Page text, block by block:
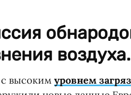
воздуха.
высокимуровнем